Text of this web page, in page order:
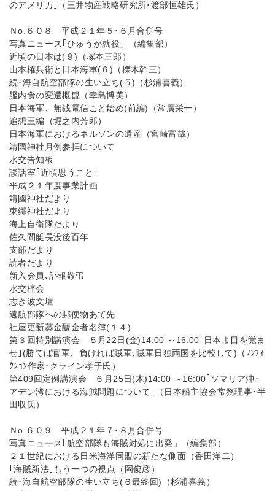
のアメリカ｣（三井物産戦略研究所･渡部恒雄氏）
Ｎo.６０８ 平成２１年５･６月合併号
写真ニュース｢ひゅうが就役」（編集部）
近頃の日本は(９)（塚本三郎）
山本権兵衛と日本海軍(６)（櫟木幹三）
続･海自航空部隊の生い立ち(５)（杉浦喜義）
艦内食の変遷概観（幸島博美）
日本海軍、無銭電信こと始め(前編)（常廣栄一）
追想三編（堀之内芳郎）
日本海軍におけるネルソンの遺産（宮崎富哉）
靖國神社月例参拝について
水交告知板
談話室｢近頃思うこと｣
平成２１年度事業計画
靖國神社だより
東郷神社だより
海上自衛隊だより
佐久間艇長没後百年
支部だより
読者だより
新入会員､訃報敬弔
水交梓会
志き波文壇
遠航部隊への郵便物あて先
社屋更新募金醵金者名簿(１４)
第３回特別講演会 ５月22日(金)14:00 ～16:00｢日本よ目を覚ま
せ｣(勝てば官軍、負ければ賊軍､賊軍日独両国を比較して)（ﾉﾝﾌｨ
ｸｼｮﾝ作家･クライン孝子氏）
第409回定例講演会 ６月25日(木)14:00 ～16:00｢ソマリア沖･
アデン湾における海賊問題について｣（日本船主協会常務理事･半
田収氏）
Ｎo.６０９ 平成２１年７･８月合併号
写真ニュース｢航空部隊も海賊対処に出発」（編集部）
２１世紀における日米海洋同盟の新たな側面（香田洋二）
｢海賊新法｣もう一つの視点（岡俊彦）
続･海自航空部隊の生い立ち(６最終回)（杉浦喜義）